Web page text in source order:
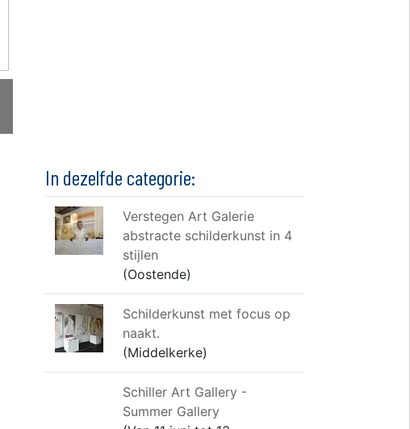
In dezelfde categorie:
Verstegen Art Galerie
abstracte schilderkunst in 4
stijlen
(Oostende)
Schilderkunst met focus op
naakt.
(Middelkerke)
Schiller Art Gallery -
Summer Gallery